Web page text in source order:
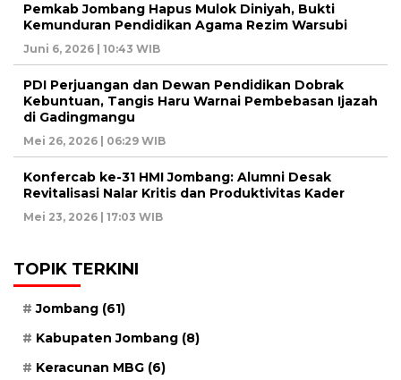
Pemkab Jombang Hapus Mulok Diniyah, Bukti
Kemunduran Pendidikan Agama Rezim Warsubi
Juni 6, 2026 | 10:43 WIB
PDI Perjuangan dan Dewan Pendidikan Dobrak
Kebuntuan, Tangis Haru Warnai Pembebasan Ijazah
di Gadingmangu
Mei 26, 2026 | 06:29 WIB
Konfercab ke-31 HMI Jombang: Alumni Desak
Revitalisasi Nalar Kritis dan Produktivitas Kader
Mei 23, 2026 | 17:03 WIB
TOPIK TERKINI
Jombang (61)
Kabupaten Jombang (8)
Keracunan MBG (6)